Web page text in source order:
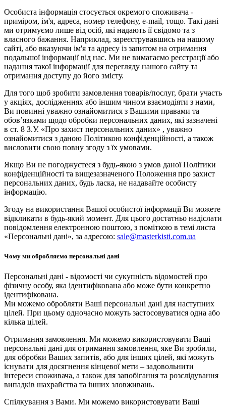
Особиста інформація стосується окремого споживача -
приміром, ім'я, адреса, номер телефону, e-mail, тощо. Такі дані
ми отримуємо лише від осіб, які надають її свідомо та з
власного бажання. Наприклад, зареєструвавшись на нашому
сайті, або вказуючи ім'я та адресу із запитом на отримання
подальшої інформації від нас. Ми не вимагаємо реєстрації або
надання такої інформації для перегляду нашого сайту та
отримання доступу до його змісту.
Для того щоб зробити замовлення товарів/послуг, брати участь
у акціях, дослідженнях або іншим чином взаємодіяти з нами,
Ви повинні уважно ознайомитися з Вашими правами та
обов’язками щодо обробки персональних даних, які зазначені
в ст. 8 З.У. «Про захист персональних даних» , уважно
ознайомитися з даною Політикою конфіденційності, а також
висловити свою повну згоду з їх умовами.
Якщо Ви не погоджуєтеся з будь-якою з умов даної Політики
конфіденційності та вищезазначеного Положення про захист
персональних даних, будь ласка, не надавайте особисту
інформацію.
Згоду на використання Вашої особистої інформації Ви можете
відкликати в будь-який момент. Для цього достатньо надіслати
повідомлення електронною поштою, з поміткою в темі листа
«Персональні дані», за адресою: sale@masterkisti.com.ua
Чому ми обробляємо персональні дані
Персональні дані - відомості чи сукупність відомостей про
фізичну особу, яка ідентифікована або може бути конкретно
ідентифікована.
Ми можемо обробляти Ваші персональні дані для наступних
цілей. При цьому одночасно можуть застосовуватися одна або
кілька цілей.
Отримання замовлення. Ми можемо використовувати Ваші
персональні дані для отримання замовлення, яке Ви зробили,
для обробки Ваших запитів, або для інших цілей, які можуть
існувати для досягнення кінцевої мети – задовольнити
інтереси споживача, а також для запобігання та розслідування
випадків шахрайства та інших зловживань.
Спілкування з Вами. Ми можемо використовувати Ваші